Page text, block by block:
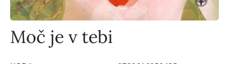
Moč je v tebi